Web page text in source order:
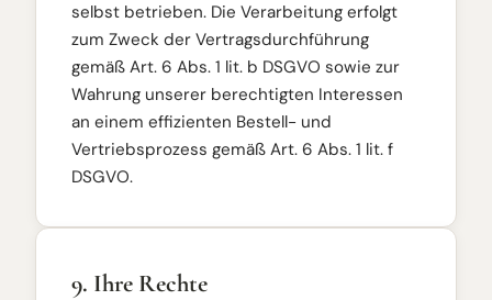
selbst betrieben. Die Verarbeitung erfolgt
zum Zweck der Vertragsdurchführung
gemäß Art. 6 Abs. 1 lit. b DSGVO sowie zur
Wahrung unserer berechtigten Interessen
an einem effizienten Bestell- und
Vertriebsprozess gemäß Art. 6 Abs. 1 lit. f
DSGVO.
9. Ihre Rechte